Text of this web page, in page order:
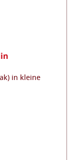
in kleine